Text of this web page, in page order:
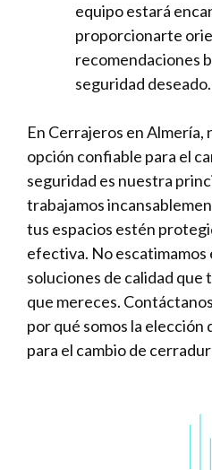
equipo estará
proporcionarte
recomendaciones
seguridad deseado.
En Cerrajeros en
opción confiable para el
seguridad es nuestra
trabajamos
tus espacios estén
efectiva. No
soluciones de calidad que
que mereces.
por qué somos la elección
para el cambio de